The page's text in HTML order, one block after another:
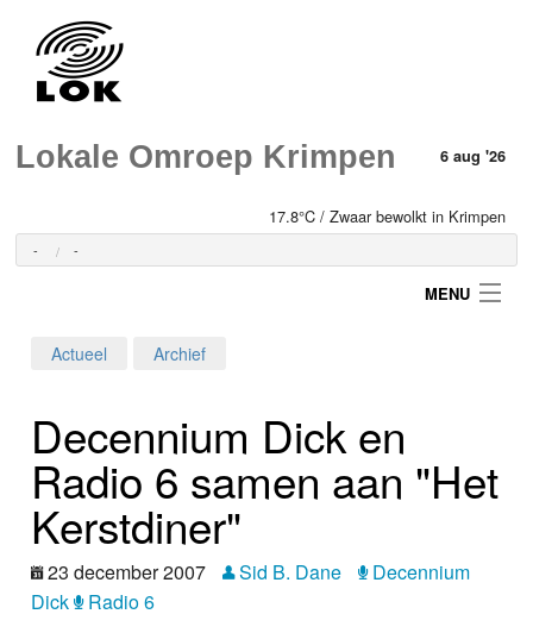
Lokale Omroep Krimpen 6 aug '26
17.8°C / Zwaar bewolkt in Krimpen
- -
MENU
Home
Programma's
Nieuws
Foto's
Actueel Archief
Decennium Dick en
Radio 6 samen aan "Het
Kerstdiner"
23 december 2007 Sid B. Dane
Decennium
Dick Radio 6